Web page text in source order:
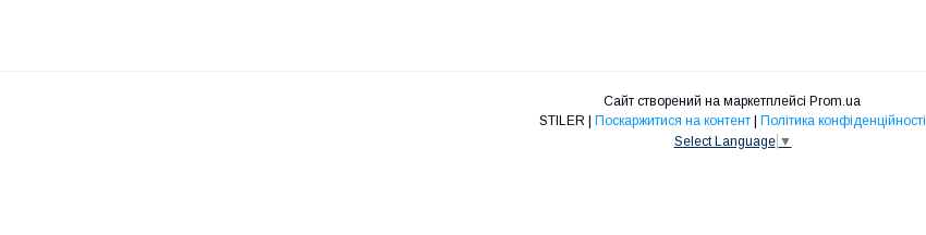
Сайт створений на маркетплейсі Prom.ua
STILER | Поскаржитися на контент | Політика конфіденційності
Select Language ▼